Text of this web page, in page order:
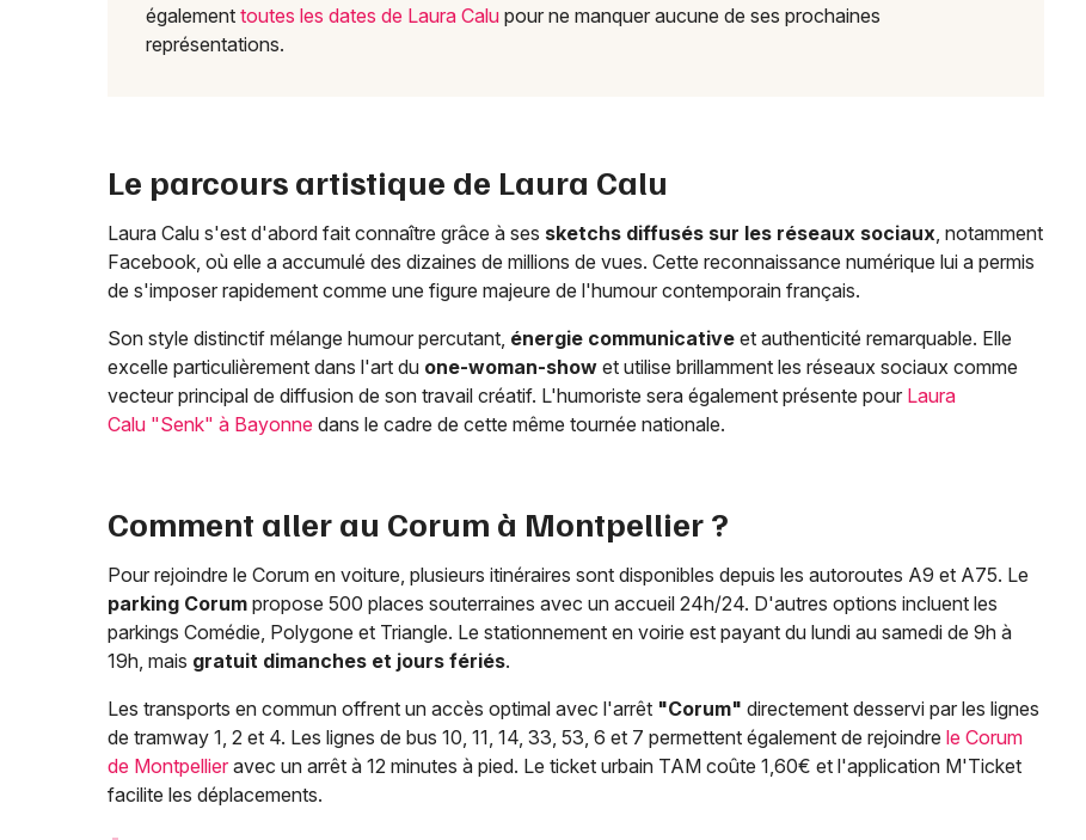
également toutes les dates de Laura Calu pour ne manquer aucune de ses prochaines
représentations.
Le parcours artistique de Laura Calu
Laura Calu s'est d'abord fait connaître grâce à ses sketchs diffusés sur les réseaux sociaux, notamment
Facebook, où elle a accumulé des dizaines de millions de vues. Cette reconnaissance numérique lui a permis
de s'imposer rapidement comme une figure majeure de l'humour contemporain français.
Son style distinctif mélange humour percutant, énergie communicative et authenticité remarquable. Elle
excelle particulièrement dans l'art du one-woman-show et utilise brillamment les réseaux sociaux comme
vecteur principal de diffusion de son travail créatif. L'humoriste sera également présente pour Laura
Calu "Senk" à Bayonne dans le cadre de cette même tournée nationale.
Comment aller au Corum à Montpellier ?
Pour rejoindre le Corum en voiture, plusieurs itinéraires sont disponibles depuis les autoroutes A9 et A75. Le
parking Corum propose 500 places souterraines avec un accueil 24h/24. D'autres options incluent les
parkings Comédie, Polygone et Triangle. Le stationnement en voirie est payant du lundi au samedi de 9h à
19h, mais gratuit dimanches et jours fériés.
Les transports en commun offrent un accès optimal avec l'arrêt "Corum" directement desservi par les lignes
de tramway 1, 2 et 4. Les lignes de bus 10, 11, 14, 33, 53, 6 et 7 permettent également de rejoindre le Corum
de Montpellier avec un arrêt à 12 minutes à pied. Le ticket urbain TAM coûte 1,60€ et l'application M'Ticket
facilite les déplacements.